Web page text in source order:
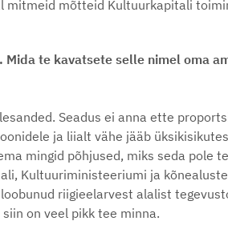
mitmeid mõtteid Kultuurkapitali
te kavatsete selle nimel oma
Seadus ei anna ette
ja liialt vähe jääb
mingid põhjused, miks seda pole
Kultuuriministeeriumi ja kõnealuste
riigieelarvest alalist
on veel pikk tee minna.